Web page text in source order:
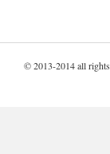
© 2013-2014 all